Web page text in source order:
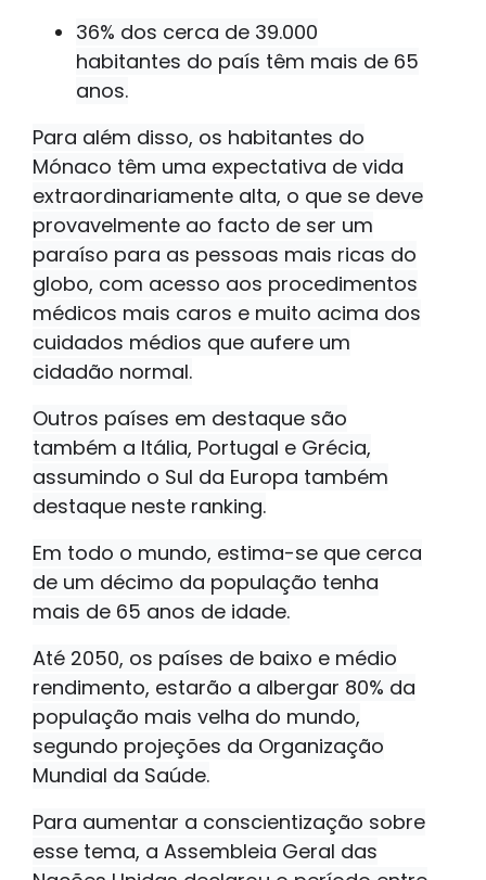
36% dos cerca de 39.000
habitantes do país têm mais de 65
anos.
Para além disso, os habitantes do
Mónaco têm uma expectativa de vida
extraordinariamente alta, o que se deve
provavelmente ao facto de ser um
paraíso para as pessoas mais ricas do
globo, com acesso aos procedimentos
médicos mais caros e muito acima dos
cuidados médios que aufere um
cidadão normal.
Outros países em destaque são
também a Itália, Portugal e Grécia,
assumindo o Sul da Europa também
destaque neste ranking.
Em todo o mundo, estima-se que cerca
de um décimo da população tenha
mais de 65 anos de idade.
Até 2050, os países de baixo e médio
rendimento, estarão a albergar 80% da
população mais velha do mundo,
segundo projeções da Organização
Mundial da Saúde.
Para aumentar a conscientização sobre
esse tema, a Assembleia Geral das